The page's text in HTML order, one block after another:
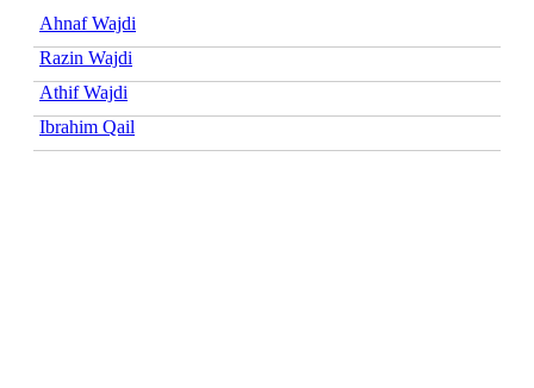
Ahnaf Wajdi
Razin Wajdi
Athif Wajdi
Ibrahim Qail